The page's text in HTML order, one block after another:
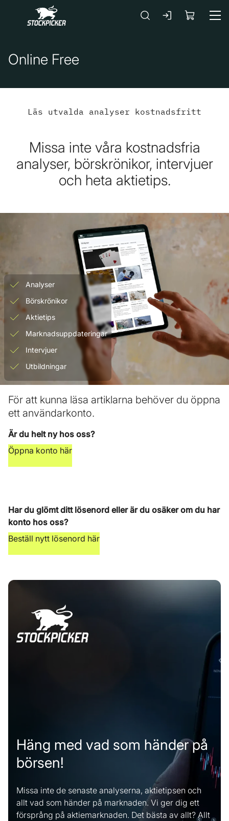
Gå till huvudinnehåll
Online Free
Läs utvalda analyser kostnadsfritt
Missa inte våra kostnadsfria
analyser, börskrönikor, intervjuer
och heta aktietips.
Analyser
Börskrönikor
Aktietips
Marknadsuppdateringar
Intervjuer
Utbildningar
För att kunna läsa artiklarna behöver du öppna
ett användarkonto.
Är du helt ny hos oss?
Öppna konto här
Har du glömt ditt lösenord eller är du osäker om du har
konto hos oss?
Beställ nytt lösenord här
Häng med vad som händer på
börsen!
Missa inte de senaste analyserna, aktietipsen och
allt vad som händer på marknaden. Vi ger dig ett
försprång på aktiemarknaden. Det bästa av allt? Allt